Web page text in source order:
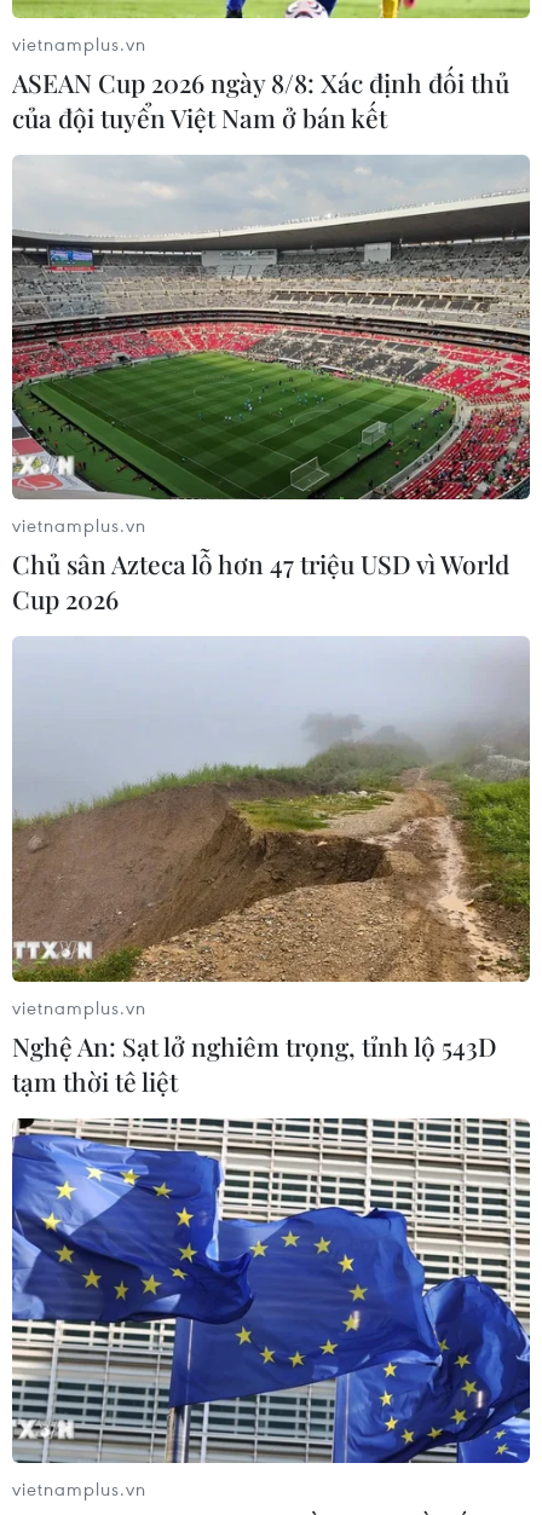
vietnamplus.vn
ASEAN Cup 2026 ngày 8/8: Xác định đối thủ
của đội tuyển Việt Nam ở bán kết
vietnamplus.vn
Chủ sân Azteca lỗ hơn 47 triệu USD vì World
Cup 2026
vietnamplus.vn
Nghệ An: Sạt lở nghiêm trọng, tỉnh lộ 543D
tạm thời tê liệt
vietnamplus.vn